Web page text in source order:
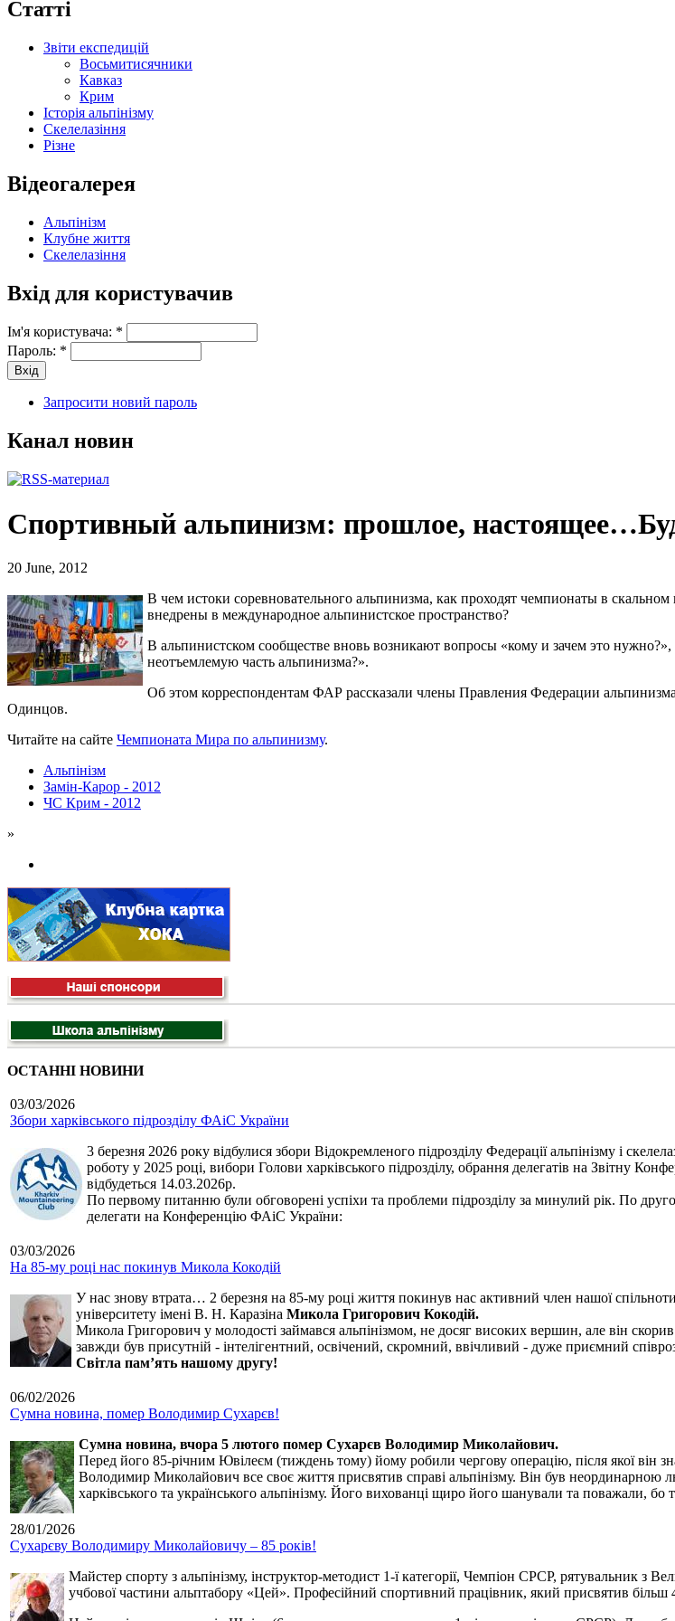
Статті
Звіти експедицій
Восьмитисячники
Кавказ
Крим
Історія альпінізму
Скелелазіння
Різне
Відеогалерея
Альпінізм
Клубне життя
Скелелазіння
Вхід для користувачив
Ім'я користувача: *
Пароль: *
Запросити новий пароль
Канал новин
Спортивный альпинизм: прошлое,
20 June, 2012
В чем истоки соревновательного альпинизма, как проходят чемпионаты в
внедрены в международное альпинистское пространство?
В альпинистском сообществе вновь возникают вопросы «кому и зачем это
неотъемлемую часть альпинизма?».
Об этом корреспондентам ФАР рассказали члены Правления Федерации
Одинцов.
Читайте на сайте Чемпионата Мира по альпинизму.
Альпінізм
Замін-Карор - 2012
ЧС Крим - 2012
»
ОСТАННІ НОВИНИ
03/03/2026
Збори харківського підрозділу ФАіС України
3 березня 2026 року відбулися збори Відокремленого підрозділу Федерації альпінізму і
роботу у 2025 році, вибори Голови харківського підрозділу, обрання делегатів на Звітну
відбудеться 14.03.2026р.
По первому питанню були обговорені успіхи та проблеми підрозділу за минулий рік. По
делегати на Конференцію ФАіС України:
03/03/2026
На 85-му році нас покинув Микола Кокодій
У нас знову втрата… 2 березня на 85-му році життя покинув нас активний член нашої спільноти
університету імені В. Н. Каразіна Микола Григорович Кокодій.
Микола Григорович у молодості займався альпінізмом, не досяг високих вершин, але він
завжди був присутній - інтелігентний, освічений, скромний, ввічливий - дуже приємний
Світла пам’ять нашому другу!
06/02/2026
Сумна новина, помер Володимир Сухарєв!
Сумна новина, вчора 5 лютого помер Сухарєв Володимир Миколайович.
Перед його 85-річним Ювілеєм (тиждень тому) йому робили чергову операцію, після якої він
Володимир Миколайович все своє життя присвятив справі альпінізму. Він був неординарною
харківського та українського альпінізму. Його вихованці щиро його шанували та поважали,
28/01/2026
Сухарєву Володимиру Миколайовичу – 85 років!
Майстер спорту з альпінізму, інструктор-методист 1-ї категорії, Чемпіон СРСР, рятувальник з
учбової частини альптабору «Цей». Професійний спортивний працівник, який присвятив